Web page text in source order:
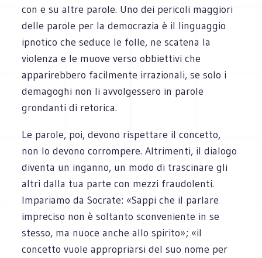
con e su altre parole. Uno dei pericoli maggiori
delle parole per la democrazia è il linguaggio
ipnotico che seduce le folle, ne scatena la
violenza e le muove verso obbiettivi che
apparirebbero facilmente irrazionali, se solo i
demagoghi non li avvolgessero in parole
grondanti di retorica.
Le parole, poi, devono rispettare il concetto,
non lo devono corrompere. Altrimenti, il dialogo
diventa un inganno, un modo di trascinare gli
altri dalla tua parte con mezzi fraudolenti.
Impariamo da Socrate: «Sappi che il parlare
impreciso non è soltanto sconveniente in se
stesso, ma nuoce anche allo spirito»; «il
concetto vuole appropriarsi del suo nome per